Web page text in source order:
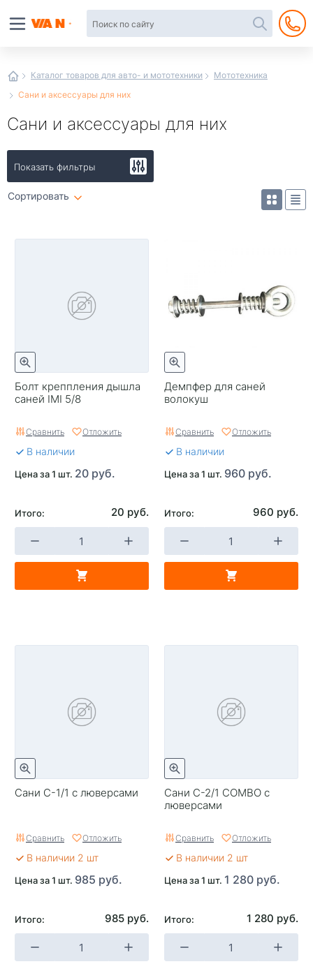
Каталог товаров для авто- и мототехники
Мототехника
Сани и аксессуары для них
Сани и аксессуары для них
Показать фильтры
Сортировать
Болт креппления дышла
саней IMI 5/8
Сравнить Отложить
В наличии
Цена за 1 шт. 20 руб.
Итого: 20 руб.
Демпфер для саней
волокуш
Сравнить Отложить
В наличии
Цена за 1 шт. 960 руб.
Итого: 960 руб.
Сани C-1/1 с люверсами
Сравнить Отложить
В наличии 2 шт
Цена за 1 шт. 985 руб.
Итого: 985 руб.
Сани C-2/1 COMBO с
люверсами
Сравнить Отложить
В наличии 2 шт
Цена за 1 шт. 1 280 руб.
Итого: 1 280 руб.
интернет-